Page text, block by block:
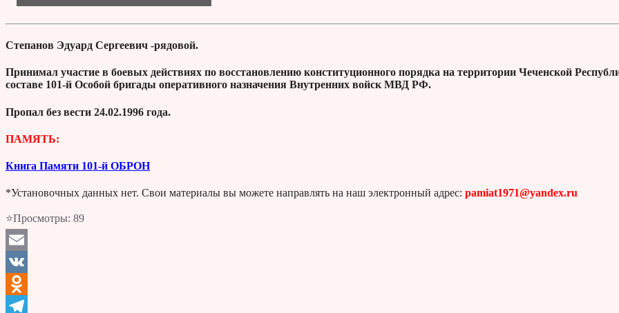
Степанов Эдуард Сергеевич -рядовой.
Принимал участие в боевых действиях по восстановлению конституционного порядка на территории Чеченской
составе 101-й Особой бригады оперативного назначения Внутренних войск МВД РФ.
Пропал без вести 24.02.1996 года.
ПАМЯТЬ:
Книга Памяти 101-й ОБРОН
*Установочных данных нет. Свои материалы вы можете направлять на наш электронный адрес: pamiat1971@yandex.ru
⭐Просмотры: 89
Email
VK
Odnoklassniki